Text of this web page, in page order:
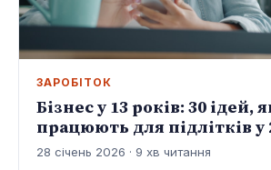
ЗАРОБІТОК
Бізнес у 13 років: 30 ідей,
працюють для підлітків у
28 січень 2026 · 9 хв читання